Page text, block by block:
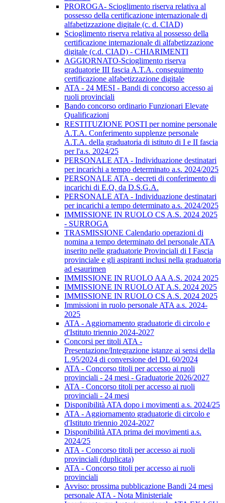
PROROGA- Scioglimento riserva relativa al
possesso della certificazione internazionale di
alfabetizzazione digitale (c. d. CIAD)
Scioglimento riserva relativa al possesso della
certificazione internazionale di alfabetizzazione
digitale (c.d. CIAD) - CHIARIMENTI
AGGIORNATO-Scioglimento riserva
graduatorie III fascia A.T.A. conseguimento
certificazione alfabetizzazione digitale
ATA - 24 MESI - Bandi di concorso accesso ai
ruoli provinciali
Bando concorso ordinario Funzionari Elevate
Qualificazioni
RESTITUZIONE POSTI per nomine personale
A.T.A. Conferimento supplenze personale
A.T.A. della graduatoria di istituto di I e II fascia
per l'a.s. 2024/25
PERSONALE ATA - Individuazione destinatari
per incarichi a tempo determinato a.s. 2024/2025
PERSONALE ATA - decreti di conferimento di
incarichi di E.Q. da D.S.G.A.
PERSONALE ATA - Individuazione destinatari
per incarichi a tempo determinato a.s. 2024/2025
IMMISSIONE IN RUOLO CS A.S. 2024 2025
- SURROGA
TRASMISSIONE Calendario operazioni di
nomina a tempo determinato del personale ATA
inserito nelle graduatorie Provinciali di I Fascia
provinciale e gli aspiranti inclusi nella graduatoria
ad esaurimen
IMMISSIONE IN RUOLO AA A.S. 2024 2025
IMMISSIONE IN RUOLO AT A.S. 2024 2025
IMMISSIONE IN RUOLO CS A.S. 2024 2025
Immissioni in ruolo personale ATA a.s. 2024-
2025
ATA - Aggiornamento graduatorie di circolo e
d'Istituto triennio 2024-2027
Concorsi per titoli ATA -
Presentazione/Integrazione istanze ai sensi della
L.95/2024 di conversione del DL 60/2024
ATA - Concorso titoli per accesso ai ruoli
provinciali - 24 mesi - Graduatorie 2026/2027
ATA - Concorso titoli per accesso ai ruoli
provinciali - 24 mesi
Disponibilità ATA dopo i movimenti a.s. 2024/25
ATA - Aggiornamento graduatorie di circolo e
d'Istituto triennio 2024-2027
Disponibilità ATA prima dei movimenti a.s.
2024/25
ATA - Concorso titoli per accesso ai ruoli
provinciali (duplicata)
ATA - Concorso titoli per accesso ai ruoli
provinciali
Avviso: prossima pubblicazione Bandi 24 mesi
personale ATA - Nota Ministeriale